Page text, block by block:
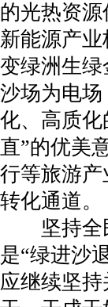
的光热资
新能源产
变绿洲生
沙场为电
化、高质
直”的优美
行等旅游产
转化通道。
坚持全民
是“绿进沙
应继续坚